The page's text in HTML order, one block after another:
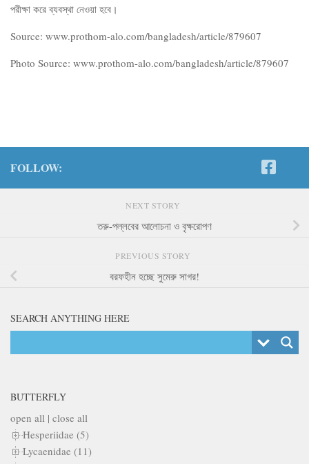
পরীক্ষা করে ব্যবস্থা নেওয়া হবে।
Source: www.prothom-alo.com/bangladesh/article/879607
Photo Source: www.prothom-alo.com/bangladesh/article/879607
FOLLOW:
NEXT STORY
তরু-পল্লবের আলোচনা ও বৃক্ষরোপণ
PREVIOUS STORY
বরফহীন হচ্ছে সুমেরু সাগর!
SEARCH ANYTHING HERE
BUTTERFLY
open all | close all
Hesperiidae (5)
Lycaenidae (11)